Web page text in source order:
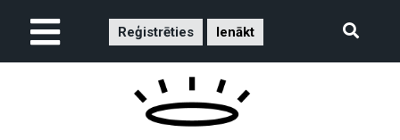
Reģistrēties Ienākt